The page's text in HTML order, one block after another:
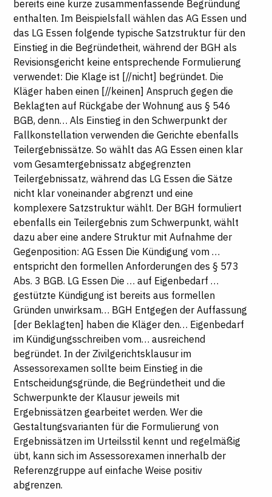
bereits eine kurze zusammenfassende Begründung
enthalten. Im Beispielsfall wählen das AG Essen und
das LG Essen folgende typische Satzstruktur für den
Einstieg in die Begründetheit, während der BGH als
Revisionsgericht keine entsprechende Formulierung
verwendet: Die Klage ist [//nicht] begründet. Die
Kläger haben einen [//keinen] Anspruch gegen die
Beklagten auf Rückgabe der Wohnung aus § 546
BGB, denn… Als Einstieg in den Schwerpunkt der
Fallkonstellation verwenden die Gerichte ebenfalls
Teilergebnissätze. So wählt das AG Essen einen klar
vom Gesamtergebnissatz abgegrenzten
Teilergebnissatz, während das LG Essen die Sätze
nicht klar voneinander abgrenzt und eine
komplexere Satzstruktur wählt. Der BGH formuliert
ebenfalls ein Teilergebnis zum Schwerpunkt, wählt
dazu aber eine andere Struktur mit Aufnahme der
Gegenposition: AG Essen Die Kündigung vom …
entspricht den formellen Anforderungen des § 573
Abs. 3 BGB. LG Essen Die … auf Eigenbedarf …
gestützte Kündigung ist bereits aus formellen
Gründen unwirksam… BGH Entgegen der Auffassung
[der Beklagten] haben die Kläger den… Eigenbedarf
im Kündigungsschreiben vom… ausreichend
begründet. In der Zivilgerichtsklausur im
Assessorexamen sollte beim Einstieg in die
Entscheidungsgründe, die Begründetheit und die
Schwerpunkte der Klausur jeweils mit
Ergebnissätzen gearbeitet werden. Wer die
Gestaltungsvarianten für die Formulierung von
Ergebnissätzen im Urteilsstil kennt und regelmäßig
übt, kann sich im Assessorexamen innerhalb der
Referenzgruppe auf einfache Weise positiv
abgrenzen.